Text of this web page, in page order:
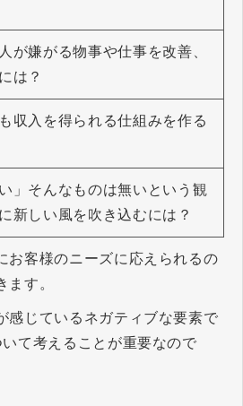
が嫌がる物事や仕事を改善、
は？
収入を得られる仕組みを作る
」そんなものは無いという観
新しい風を吹き込むには？
お客様のニーズに応えられるの
ます。
感じているネガティブな要素で
て考えることが重要なので